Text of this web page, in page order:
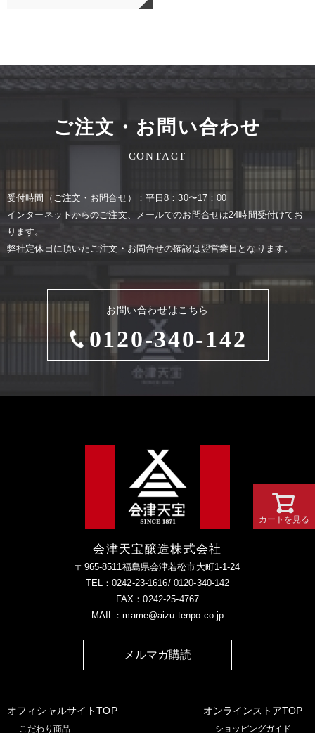
ご注文・お問い合わせ
CONTACT
お問い合わせはこちら
0120-340-142
受付時間（ご注⽂・お問合せ）：平⽇8：30〜17：00
インターネットからのご注⽂、メールでのお問合せは24時間受付けてお
ります。
弊社定休⽇に頂いたご注⽂・お問合せの確認は翌営業⽇となります。
会津天宝醸造株式会社
〒965-8511福島県会津若松市大町1-1-24
TEL：0242-23-1616/ 0120-340-142
FAX：0242-25-4767
MAIL：mame@aizu-tenpo.co.jp
メルマガ購読
オフィシャルサイトTOP
こだわり商品
オンラインストアTOP
ショッピングガイド
カートを見る